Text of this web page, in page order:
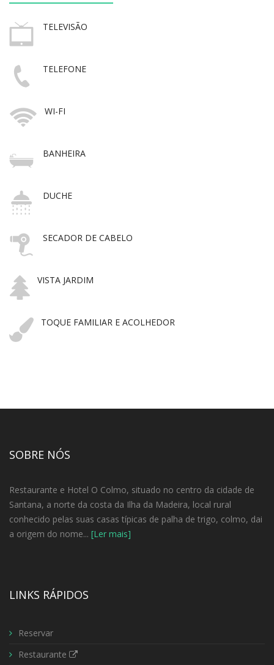
TELEVISÃO
TELEFONE
WI-FI
BANHEIRA
DUCHE
SECADOR DE CABELO
VISTA JARDIM
TOQUE FAMILIAR E ACOLHEDOR
SOBRE NÓS
Restaurante e Hotel O Colmo, situado no centro da cidade de
Santana, a norte da costa da Ilha da Madeira, local rural
conhecido pelas suas casas típicas de palha de trigo, colmo, dai
a origem do nome... [Ler mais]
LINKS RÁPIDOS
Reservar
Restaurante